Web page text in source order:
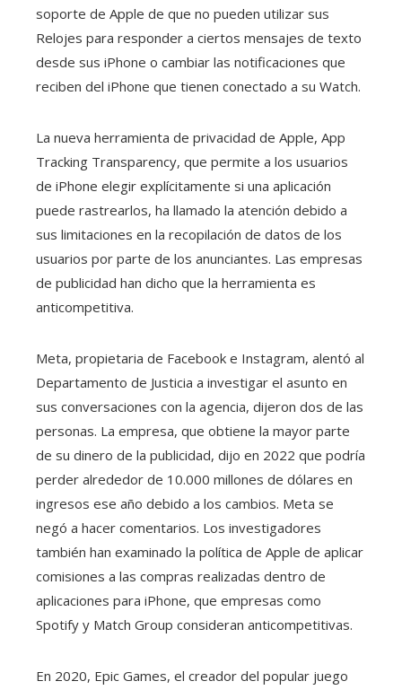
soporte de Apple de que no pueden utilizar sus
Relojes para responder a ciertos mensajes de texto
desde sus iPhone o cambiar las notificaciones que
reciben del iPhone que tienen conectado a su Watch.
La nueva herramienta de privacidad de Apple, App
Tracking Transparency, que permite a los usuarios
de iPhone elegir explícitamente si una aplicación
puede rastrearlos, ha llamado la atención debido a
sus limitaciones en la recopilación de datos de los
usuarios por parte de los anunciantes. Las empresas
de publicidad han dicho que la herramienta es
anticompetitiva.
Meta, propietaria de Facebook e Instagram, alentó al
Departamento de Justicia a investigar el asunto en
sus conversaciones con la agencia, dijeron dos de las
personas. La empresa, que obtiene la mayor parte
de su dinero de la publicidad, dijo en 2022 que podría
perder alrededor de 10.000 millones de dólares en
ingresos ese año debido a los cambios. Meta se
negó a hacer comentarios. Los investigadores
también han examinado la política de Apple de aplicar
comisiones a las compras realizadas dentro de
aplicaciones para iPhone, que empresas como
Spotify y Match Group consideran anticompetitivas.
En 2020, Epic Games, el creador del popular juego